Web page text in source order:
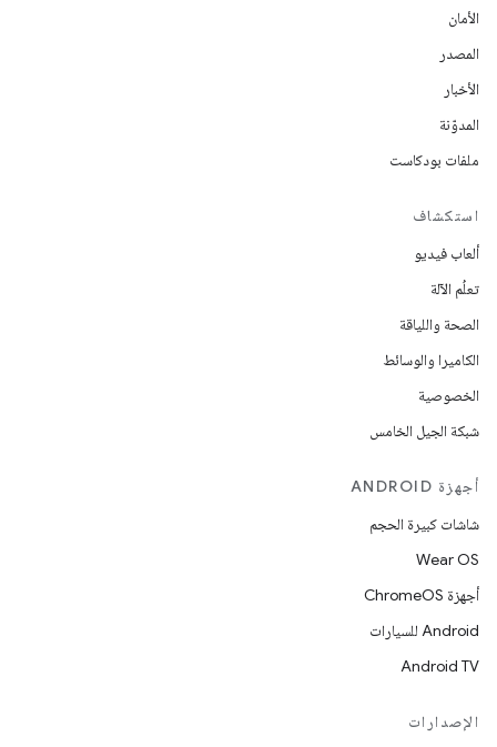
الأمان
المصدر
الأخبار
المدوّنة
ملفات بودكاست
استكشاف
ألعاب فيديو
تعلُم الآلة
الصحة واللياقة
الكاميرا والوسائط
الخصوصية
شبكة الجيل الخامس
أجهزة ANDROID
شاشات كبيرة الحجم
Wear OS
أجهزة ChromeOS
Android للسيارات
Android TV
الإصدارات